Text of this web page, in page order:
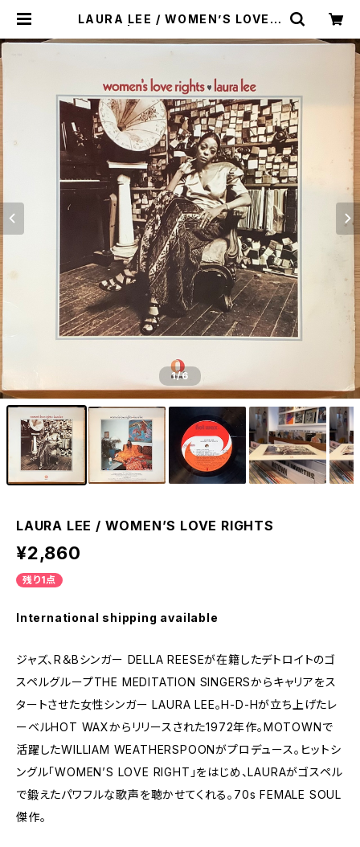
LAURA LEE / WOMEN’S LOVE R
1/6
LAURA LEE / WOMEN’S LOVE RIGHTS
¥2,860
残り1点
International shipping available
ジャズ、R＆Bシンガー DELLA REESEが在籍したデトロイトのゴ
スペルグループTHE MEDITATION SINGERSからキャリアをス
タートさせた女性シンガー LAURA LEE。H-D-Hが立ち上げたレ
ーベルHOT WAXからリリースされた1972年作。MOTOWNで
活躍したWILLIAM WEATHERSPOONがプロデュース。ヒットシ
ングル「WOMEN’S LOVE RIGHT」をはじめ、LAURAがゴスペル
で鍛えたパワフルな歌声を聴かせてくれる。70s FEMALE SOUL
傑作。